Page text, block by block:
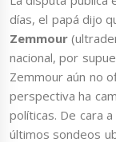
días, el papá dijo
Zemmour
nacional, por
Zemmour aún no
perspectiva ha
políticas. De cara
últimos sondeos